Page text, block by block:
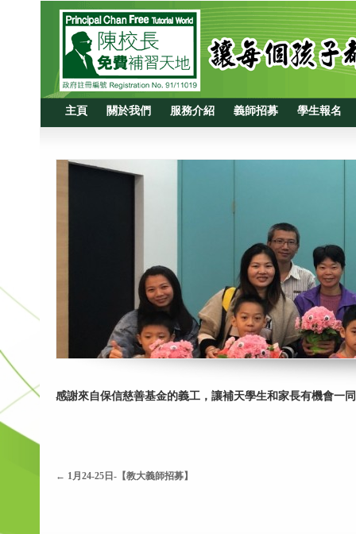
主頁 關於我們 服務介紹 義師招募 學生報名
感謝來自保信慈善基金的義工，讓補天學生和家長有機會一
← 1月24-25日-【教大義師招募】